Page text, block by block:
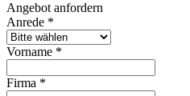
Angebot anfordern
Anrede *
Vorname *
Firma *